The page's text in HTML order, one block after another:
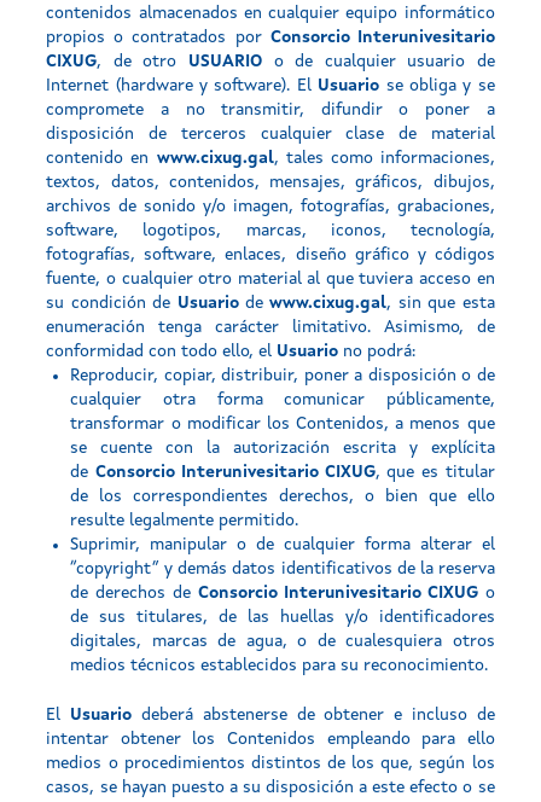
contenidos almacenados en cualquier equipo informático
propios o contratados por Consorcio Interunivesitario
CIXUG, de otro USUARIO o de cualquier usuario de
Internet (hardware y software). El Usuario se obliga y se
compromete a no transmitir, difundir o poner a
disposición de terceros cualquier clase de material
contenido en www.cixug.gal, tales como informaciones,
textos, datos, contenidos, mensajes, gráficos, dibujos,
archivos de sonido y/o imagen, fotografías, grabaciones,
software, logotipos, marcas, iconos, tecnología,
fotografías, software, enlaces, diseño gráfico y códigos
fuente, o cualquier otro material al que tuviera acceso en
su condición de Usuariodewww.cixug.gal, sin que esta
enumeración tenga carácter limitativo. Asimismo, de
conformidad con todo ello, el Usuario no podrá:
Reproducir, copiar, distribuir, poner a disposición o de
cualquier otra forma comunicar públicamente,
transformar o modificar los Contenidos, a menos que
se cuente con la autorización escrita y explícita
deConsorcio Interunivesitario CIXUG, que es titular
de los correspondientes derechos, o bien que ello
resulte legalmente permitido.
Suprimir, manipular o de cualquier forma alterar el
“copyright” y demás datos identificativos de la reserva
de derechos de Consorcio Interunivesitario CIXUGo
de sus titulares, de las huellas y/o identificadores
digitales, marcas de agua, o de cualesquiera otros
medios técnicos establecidos para su reconocimiento.
El Usuario deberá abstenerse de obtener e incluso de
intentar obtener los Contenidos empleando para ello
medios o procedimientos distintos de los que, según los
casos, se hayan puesto a su disposición a este efecto o se